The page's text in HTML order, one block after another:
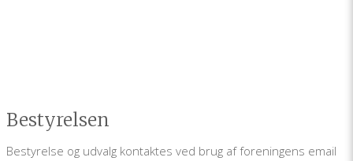
Bestyrelsen
Bestyrelse og udvalg kontaktes ved brug af foreningens email